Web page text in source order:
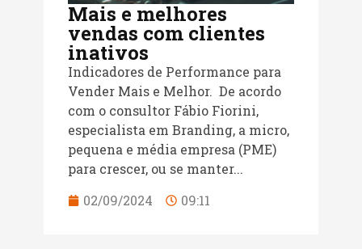
Mais e melhores
vendas com clientes
inativos
Indicadores de Performance para
Vender Mais e Melhor. De acordo
com o consultor Fábio Fiorini,
especialista em Branding, a micro,
pequena e média empresa (PME)
para crescer, ou se manter...
02/09/2024
09:11